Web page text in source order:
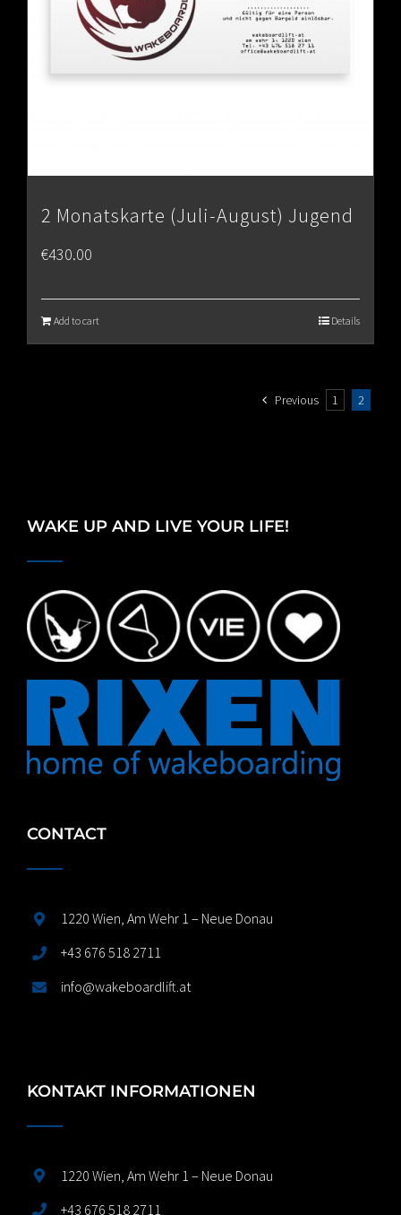
2 Monatskarte (Juli-August) Jugend
€430.00
Add to cart Details
Previous 1 2
WAKE UP AND LIVE YOUR LIFE!
CONTACT
1220 Wien, Am Wehr 1 – Neue Donau
+43 676 518 2711
info@wakeboardlift.at
KONTAKT INFORMATIONEN
1220 Wien, Am Wehr 1 – Neue Donau
+43 676 518 2711